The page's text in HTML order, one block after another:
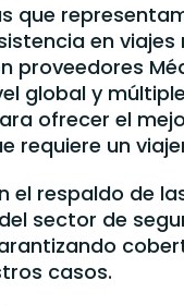
que
en
proveedores
global y
ofrecer el
requiere un
el respaldo de
sector de
casos.